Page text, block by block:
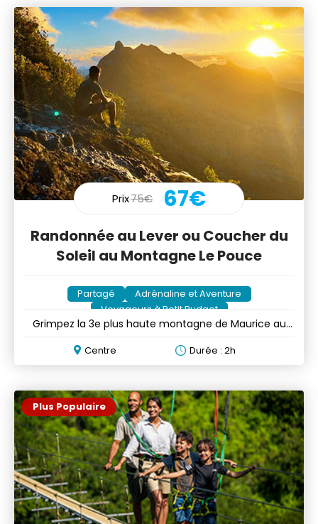
Prix75€ 67€
Randonnée au Lever ou Coucher du
Soleil au Montagne Le Pouce
Partagé
Adrénaline et Aventure
Voyageurs à Petit Budget
Grimpez la 3e plus haute montagne de Maurice au
Centre Durée : 2h
Plus Populaire